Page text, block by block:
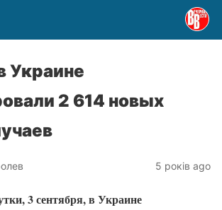
Украине
2 614 новых
5 років ago
3 сентября, в Украине